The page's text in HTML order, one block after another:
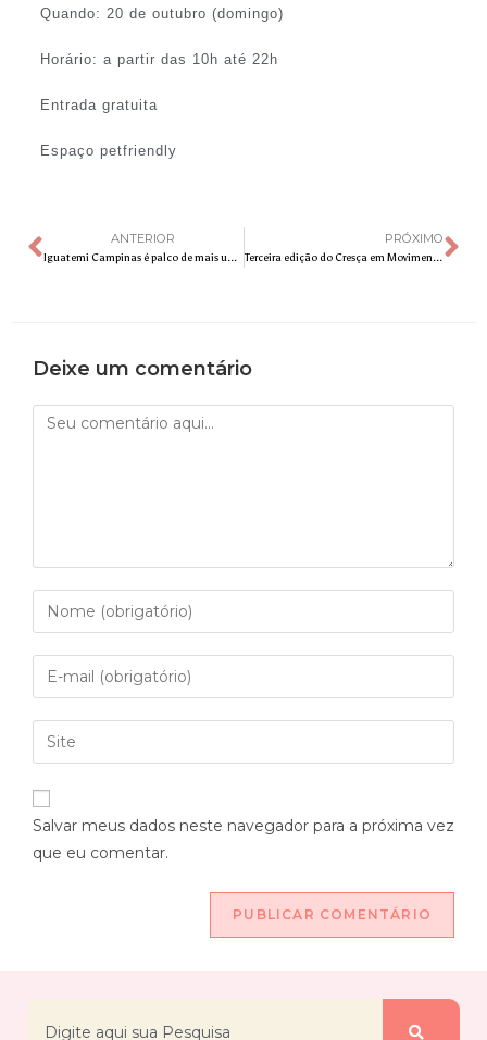
Quando: 20 de outubro (domingo)
Horário: a partir das 10h até 22h
Entrada gratuita
Espaço petfriendly
ANTERIOR
Iguatemi Campinas é palco de mais um Encontro de Carros Antigos
PRÓXIMO
Terceira edição do Cresça em Movimento vem aí neste domingo, no kartódromo da Lagoa do Taquaral
Deixe um comentário
Salvar meus dados neste navegador para a próxima vez
que eu comentar.